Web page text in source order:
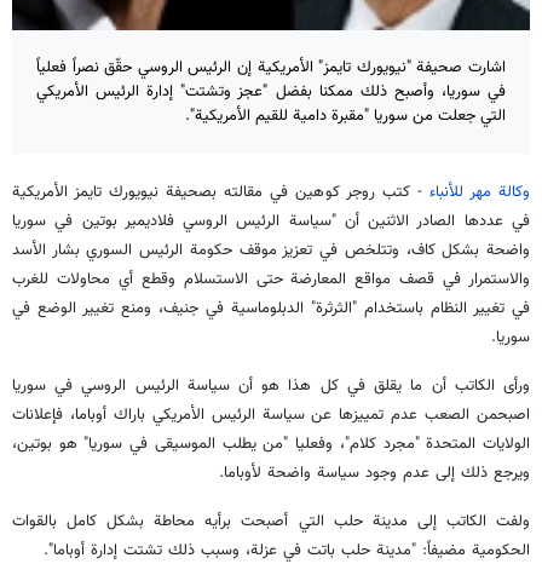
اشارت صحيفة "نيويورك تايمز" الأمريكية إن الرئيس الروسي حقّق نصراً فعلياً
في سوريا، وأصبح ذلك ممكنا بفضل "عجز وتشتت" إدارة الرئيس الأمريكي
التي جعلت من سوريا "مقبرة دامية للقيم الأمريكية".
وكالة مهر للأنباء - كتب روجر كوهين في مقالته بصحيفة نيويورك تايمز الأمريكية
في عددها الصادر الاثنين أن "سياسة الرئيس الروسي فلاديمير بوتين في سوريا
واضحة بشكل كاف، وتتلخص في تعزيز موقف حكومة الرئيس السوري بشار الأسد
والاستمرار في قصف مواقع المعارضة حتى الاستسلام وقطع أي محاولات للغرب
في تغيير النظام باستخدام "الثرثرة" الدبلوماسية في جنيف، ومنع تغيير الوضع في
سوريا.
ورأى الكاتب أن ما يقلق في كل هذا هو أن سياسة الرئيس الروسي في سوريا
اصبحمن الصعب عدم تمييزها عن سياسة الرئيس الأمريكي باراك أوباما، فإعلانات
الولايات المتحدة "مجرد كلام"، وفعليا "من يطلب الموسيقى في سوريا" هو بوتين،
ويرجع ذلك إلى عدم وجود سياسة واضحة لأوباما.
ولفت الكاتب إلى مدينة حلب التي أصبحت برأيه محاطة بشكل كامل بالقوات
الحكومية مضيفاً: "مدينة حلب باتت في عزلة، وسبب ذلك تشتت إدارة أوباما".